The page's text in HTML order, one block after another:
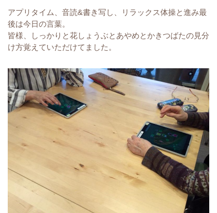
アプリタイム、音読&書き写し、リラックス体操と進み最
後は今日の言葉。
皆様、しっかりと花しょうぶとあやめとかきつばたの見分
け方覚えていただけてました。